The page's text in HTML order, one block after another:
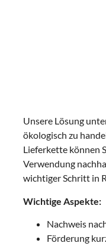
Unsere Lösung
ökologisch zu
Lieferkette können
Verwendung
wichtiger Schritt in
Wichtige Aspekte:
Nachweis
Förderung